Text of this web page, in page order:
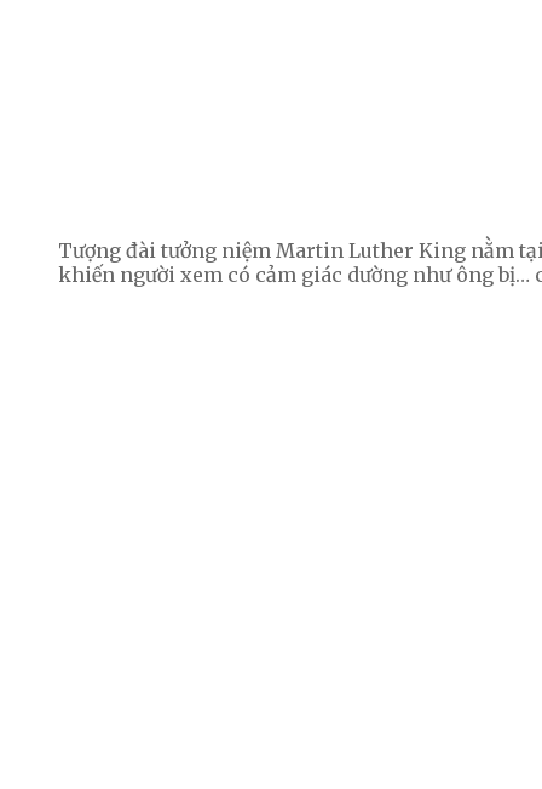
Tượng đài tưởng niệm Martin Luther King nằm
khiến người xem có cảm giác dường như ông bị…